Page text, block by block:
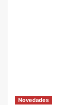
Novedades